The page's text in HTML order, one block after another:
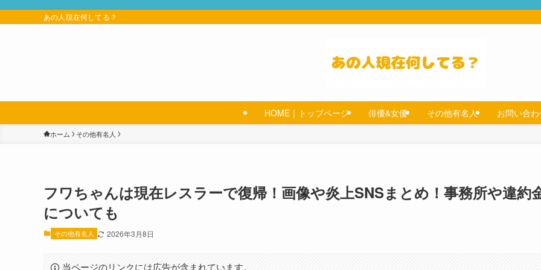
あの人現在何してる？
HOME｜トップページ 俳優&女優 その他有名人 お問い合
ホーム その他有名人
フワちゃんは現在レスラーで復帰！画像や炎上SNSまとめ！事務所や違約
についても
その他有名人 2026年3月8日
当ページのリンクには広告が含まれています。